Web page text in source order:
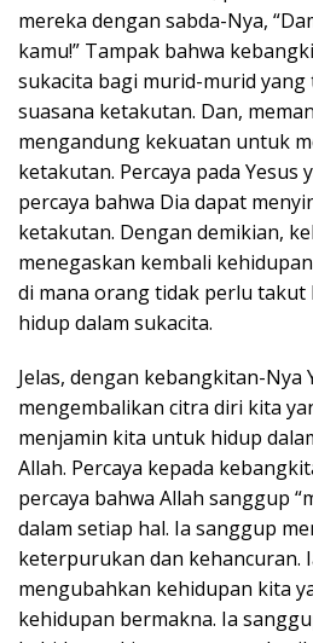
mereka dengan sabda-Nya,
kamu!” Tampak bahwa
sukacita bagi murid-murid yang
suasana ketakutan. Dan,
mengandung kekuatan untuk
ketakutan. Percaya pada Yesus
percaya bahwa Dia dapat
ketakutan. Dengan demikian,
menegaskan kembali
di mana orang tidak perlu takut
hidup dalam sukacita.
Jelas, dengan kebangkitan-Nya
mengembalikan citra diri kita
menjamin kita untuk hidup
Allah. Percaya kepada
percaya bahwa Allah sanggup
dalam setiap hal. Ia sanggup
keterpurukan dan kehancuran.
mengubahkan kehidupan kita
kehidupan bermakna. Ia